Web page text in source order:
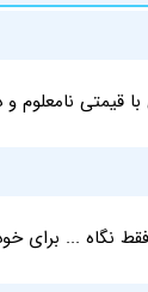
نامعلوم و
نگاه ... برای